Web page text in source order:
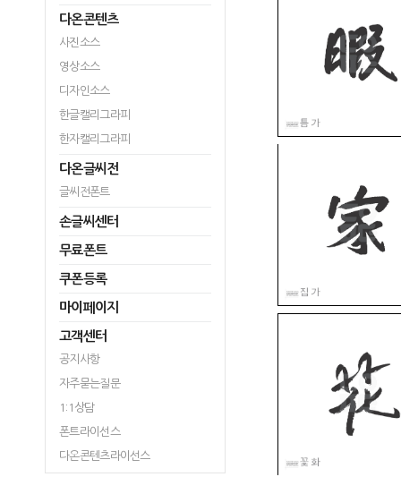
다온콘텐츠
사진소스
영상소스
디자인소스
한글캘리그라피
한자캘리그라피
다온글씨전
글씨전폰트
손글씨센터
무료폰트
쿠폰등록
마이페이지
고객센터
공지사항
자주묻는질문
1:1상담
폰트라이선스
다온콘텐츠라이선스